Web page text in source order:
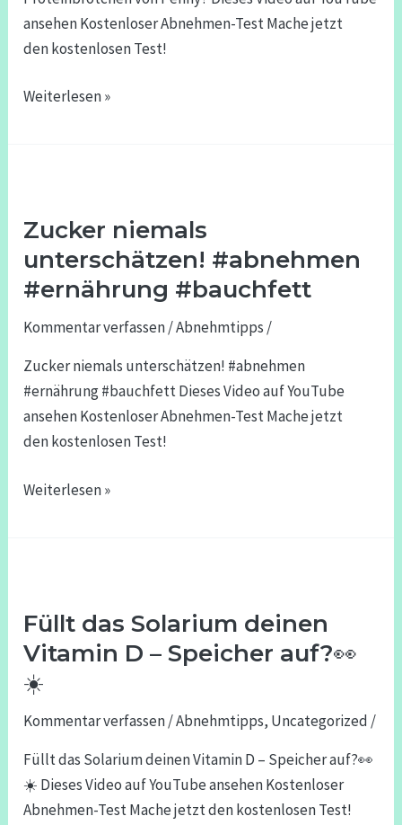
ansehen Kostenloser Abnehmen-Test Mache jetzt
den kostenlosen Test!
Weiterlesen »
Zucker niemals
unterschätzen! #abnehmen
#ernährung #bauchfett
Kommentar verfassen/Abnehmtipps /
Zucker niemals unterschätzen! #abnehmen
#ernährung #bauchfett Dieses Video auf YouTube
ansehen Kostenloser Abnehmen-Test Mache jetzt
den kostenlosen Test!
unterschätzen!
#abnehmen
#ernährung
Weiterlesen »
Füllt das Solarium deinen
Vitamin D – Speicher auf?👀
☀️
Kommentar verfassen/Abnehmtipps, Uncategorized /
Füllt das Solarium deinen Vitamin D – Speicher auf?👀
☀️ Dieses Video auf YouTube ansehen Kostenloser
Abnehmen-Test Mache jetzt den kostenlosen Test!
Solarium
deinen
Vitamin
–
Speicher
auf?
👀